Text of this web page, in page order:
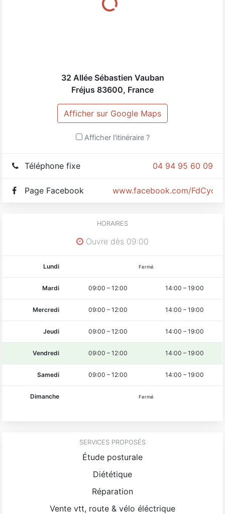
32 Allée Sébastien Vauban
Fréjus 83600, France
Afficher sur Google Maps
Afficher l'itinéraire ?
04 94 95 60 09
Téléphone fixe
www.facebook.com/
Page Facebook
HORAIRES
Ouvre dès 09:00
Lundi Fermé
Mardi 09:00 – 12:00 14:00 – 19:00
Mercredi 09:00 – 12:00 14:00 – 19:00
Jeudi 09:00 – 12:00 14:00 – 19:00
Vendredi 09:00 – 12:00 14:00 – 19:00
Samedi 09:00 – 12:00 14:00 – 19:00
Dimanche Fermé
SERVICES PROPOSÉS
Étude posturale
Diététique
Réparation
Vente vtt, route & vélo éléctrique